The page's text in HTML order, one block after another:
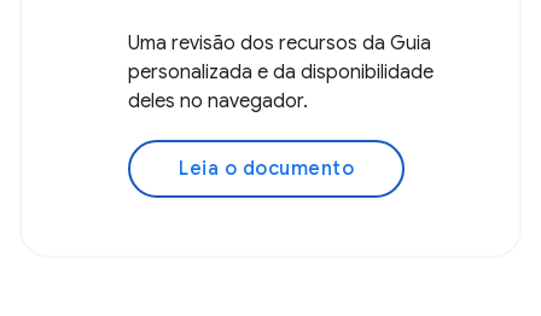
Uma revisão dos recursos da Guia
personalizada e da disponibilidade
deles no navegador.
Leia o documento